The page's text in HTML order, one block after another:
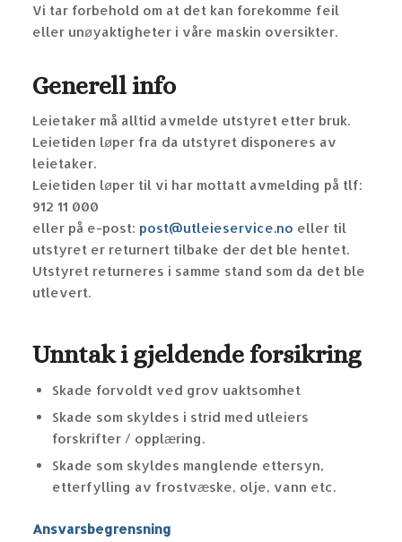
Vi tar forbehold om at det kan forekomme feil
eller unøyaktigheter i våre maskin oversikter.
Generell info
Leietaker må alltid avmelde utstyret etter bruk.
Leietiden løper fra da utstyret disponeres av
leietaker.
Leietiden løper til vi har mottatt avmelding på tlf:
912 11 000
eller på e-post: post@utleieservice.no eller til
utstyret er returnert tilbake der det ble hentet.
Utstyret returneres i samme stand som da det ble
utlevert.
Unntak i gjeldende forsikring
Skade forvoldt ved grov uaktsomhet
Skade som skyldes i strid med utleiers
forskrifter / opplæring.
Skade som skyldes manglende ettersyn,
etterfylling av frostvæske, olje, vann etc.
Ansvarsbegrensning